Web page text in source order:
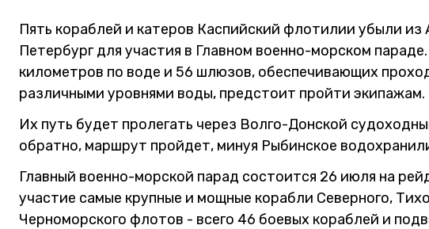
Пять кораблей и катеров Каспийский флотилии убыли из
Петербург для участия в Главном военно-морском
километров по воде и 56 шлюзов, обеспечивающих
различными уровнями воды, предстоит пройти экипажам.
Их путь будет пролегать через Волго-Донской
обратно, маршрут пройдет, минуя Рыбинское
Главный военно-морской парад состоится 26 июля на
участие самые крупные и мощные корабли Северного,
Черноморского флотов - всего 46 боевых кораблей и